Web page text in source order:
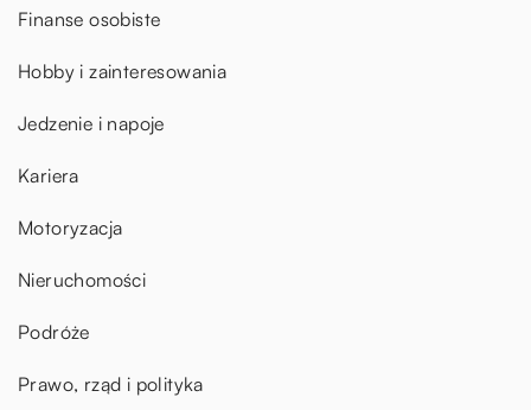
Finanse osobiste
Hobby i zainteresowania
Jedzenie i napoje
Kariera
Motoryzacja
Nieruchomości
Podróże
Prawo, rząd i polityka